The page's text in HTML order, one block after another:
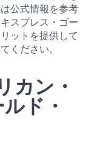
公式情報を参考
スプレス・ゴー
ットを提供して
ください。
カン・
ド・